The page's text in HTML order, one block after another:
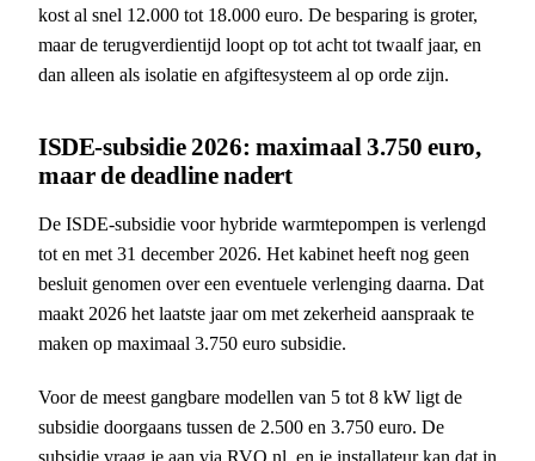
kost al snel 12.000 tot 18.000 euro. De besparing is groter,
maar de terugverdientijd loopt op tot acht tot twaalf jaar, en
dan alleen als isolatie en afgiftesysteem al op orde zijn.
ISDE-subsidie 2026: maximaal 3.750 euro,
maar de deadline nadert
De ISDE-subsidie voor hybride warmtepompen is verlengd
tot en met 31 december 2026. Het kabinet heeft nog geen
besluit genomen over een eventuele verlenging daarna. Dat
maakt 2026 het laatste jaar om met zekerheid aanspraak te
maken op maximaal 3.750 euro subsidie.
Voor de meest gangbare modellen van 5 tot 8 kW ligt de
subsidie doorgaans tussen de 2.500 en 3.750 euro. De